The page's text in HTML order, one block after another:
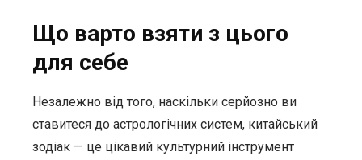
Що варто взяти з цього
для себе
Незалежно від того, наскільки серйозно ви
ставитеся до астрологічних систем, китайський
зодіак — це цікавий культурний інструмент